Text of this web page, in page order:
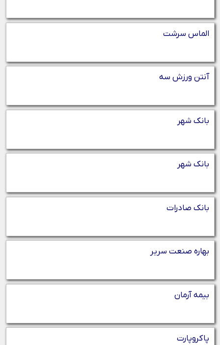
الماس سرشت
آنتن ورزش سه
بانک شهر
بانک شهر
بانک صادرات
بهاره صنعت سریر
بیمه آرمان
پاکروپارت